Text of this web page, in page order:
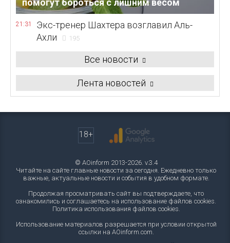
помогут бороться с лишним весом
21:31
Экс-тренер Шахтера возглавил Аль-
Ахли
195
Все новости
Лента новостей
18+
© AOinform 2013-2026. v.3.4
Читайте на сайте главные новости за сегодня. Ежедневно только
важные, актуальные новости и события в удобном формате.
Продолжая просматривать сайт вы подтверждаете, что
ознакомились и соглашаетесь на использование файлов cookies.
Политика использования файлов cookies.
Использование материалов разрешается при условии открытой
ссылки на AOinform.com.